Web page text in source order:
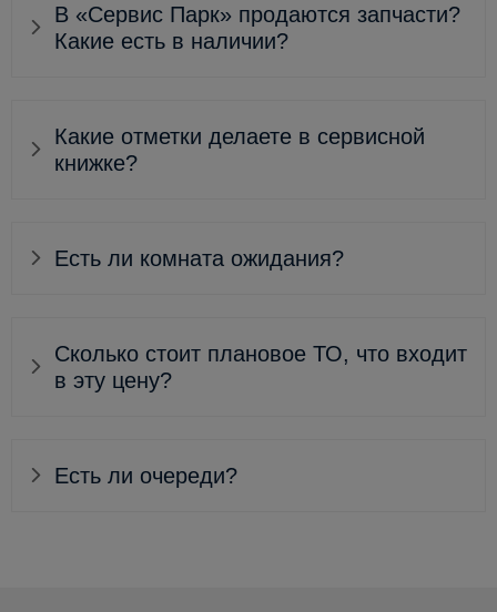
В «Сервис Парк» продаются запчасти?
Какие есть в наличии?
Какие отметки делаете в сервисной
книжке?
Есть ли комната ожидания?
Сколько стоит плановое ТО, что входит
в эту цену?
Есть ли очереди?